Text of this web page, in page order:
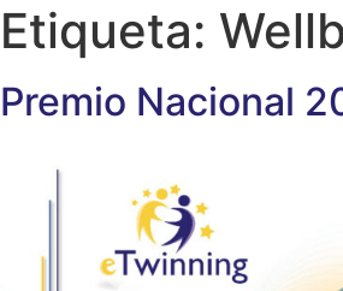
Etiqueta:
Premio Nacional